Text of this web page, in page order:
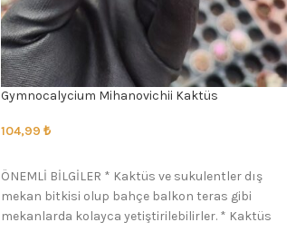
Gymnocalycium Mihanovichii Kaktüs
104,99 ₺
ÖNEMLİ BİLGİLER * Kaktüs ve sukulentler dış
mekan bitkisi olup bahçe balkon teras gibi
mekanlarda kolayca yetiştirilebilirler. * Kaktüs